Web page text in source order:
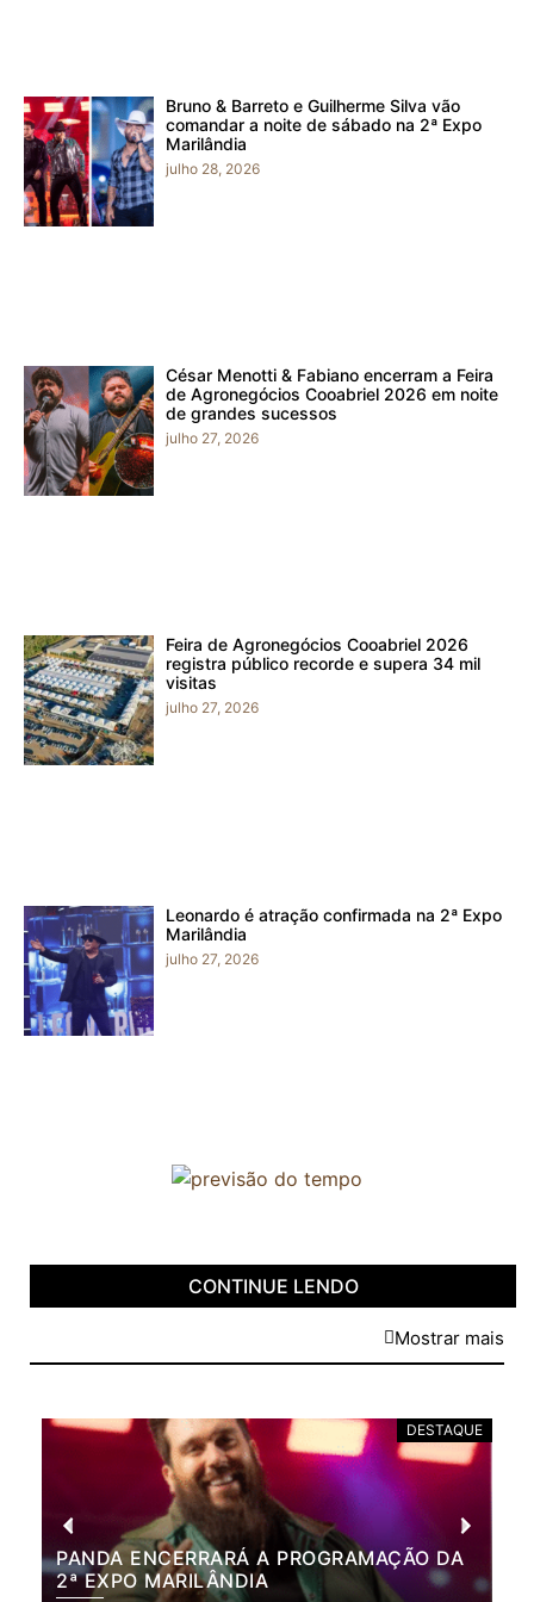
Bruno & Barreto e Guilherme Silva vão
comandar a noite de sábado na 2ª Expo
Marilândia
julho 28, 2026
César Menotti & Fabiano encerram a Feira
de Agronegócios Cooabriel 2026 em noite
de grandes sucessos
julho 27, 2026
Feira de Agronegócios Cooabriel 2026
registra público recorde e supera 34 mil
visitas
julho 27, 2026
Leonardo é atração confirmada na 2ª Expo
Marilândia
julho 27, 2026
CONTINUE LENDO
Mostrar mais
DESTAQUE
PANDA ENCERRARÁ A PROGRAMAÇÃO DA
2ª EXPO MARILÂNDIA